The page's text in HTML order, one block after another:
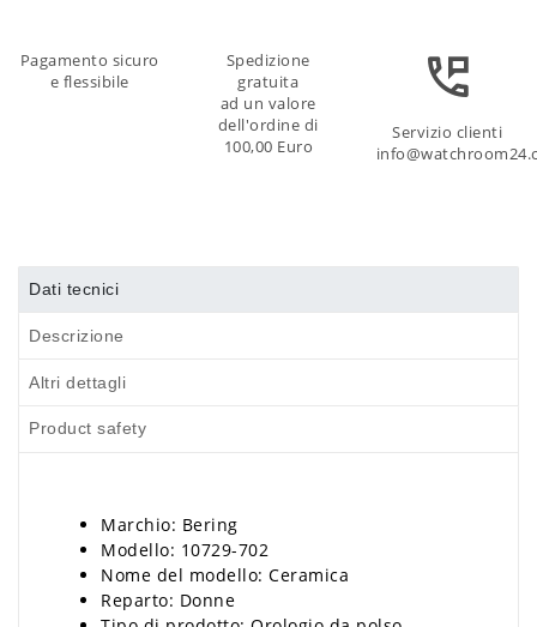
Pagamento sicuro
e flessibile
Spedizione
gratuita
ad un valore
dell'ordine di
100,00 Euro
Servizio clienti
Dati tecnici
Descrizione
Altri dettagli
Product safety
Marchio: Bering
Modello: 10729-702
Nome del modello: Ceramica
Reparto: Donne